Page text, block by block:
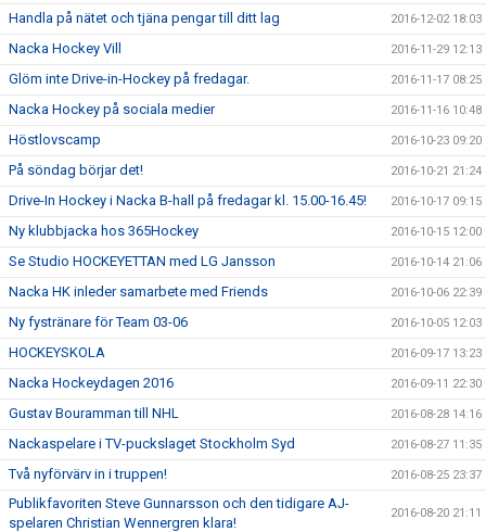
Handla på nätet och tjäna pengar till ditt lag 2016-12-02 18:03
Nacka Hockey Vill 2016-11-29 12:13
Glöm inte Drive-in-Hockey på fredagar. 2016-11-17 08:25
Nacka Hockey på sociala medier 2016-11-16 10:48
Höstlovscamp 2016-10-23 09:20
På söndag börjar det! 2016-10-21 21:24
Drive-In Hockey i Nacka B-hall på fredagar kl. 15.00-16.45! 2016-10-17 09:15
Ny klubbjacka hos 365Hockey 2016-10-15 12:00
Se Studio HOCKEYETTAN med LG Jansson 2016-10-14 21:06
Nacka HK inleder samarbete med Friends 2016-10-06 22:39
Ny fystränare för Team 03-06 2016-10-05 12:03
HOCKEYSKOLA 2016-09-17 13:23
Nacka Hockeydagen 2016 2016-09-11 22:30
Gustav Bouramman till NHL 2016-08-28 14:16
Nackaspelare i TV-puckslaget Stockholm Syd 2016-08-27 11:35
Två nyförvärv in i truppen! 2016-08-25 23:37
Publikfavoriten Steve Gunnarsson och den tidigare AJ-
spelaren Christian Wennergren klara!
2016-08-20 21:11